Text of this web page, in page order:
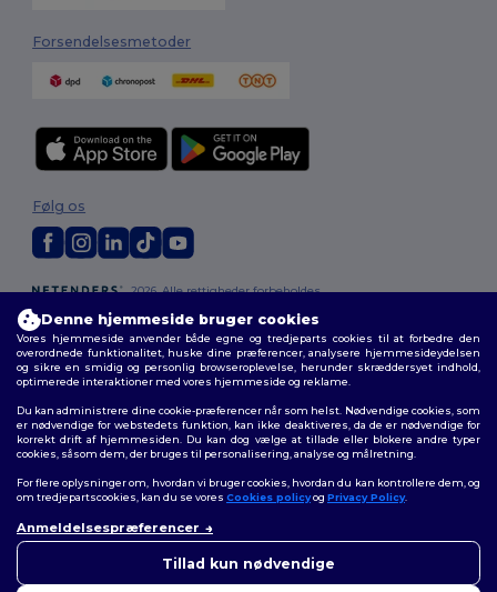
Forsendelsesmetoder
2026. Alle rettigheder forbeholdes
Vilkår og Betingelser
Tilpasset politik Fortrolighedspolitik
cookies|Sitemap
Følg os
Denne hjemmeside bruger cookies
Vores hjemmeside anvender både egne og tredjeparts cookies til at forbedre den
overordnede funktionalitet, huske dine præferencer, analysere hjemmesideydelsen
og sikre en smidig og personlig browseroplevelse, herunder skræddersyet indhold,
optimerede interaktioner med vores hjemmeside og reklame.
Du kan administrere dine cookie-præferencer når som helst. Nødvendige cookies, som
er nødvendige for webstedets funktion, kan ikke deaktiveres, da de er nødvendige for
korrekt drift af hjemmesiden. Du kan dog vælge at tillade eller blokere andre typer
cookies, såsom dem, der bruges til personalisering, analyse og målretning.
For flere oplysninger om, hvordan vi bruger cookies, hvordan du kan kontrollere dem, og
om tredjepartscookies, kan du se vores Cookies policyog Privacy Policy.
Anmeldelsespræferencer
Tillad kun nødvendige
bekymringer, kan du kontakte